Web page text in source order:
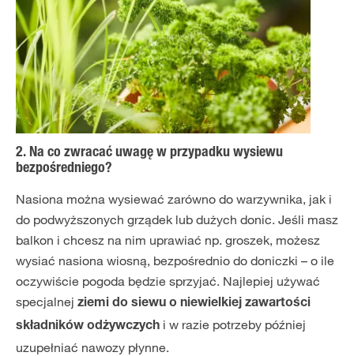
2. Na co zwracać uwagę w przypadku wysiewu
bezpośredniego?
Nasiona można wysiewać zarówno do warzywnika, jak i
do podwyższonych grządek lub dużych donic. Jeśli masz
balkon i chcesz na nim uprawiać np. groszek, możesz
wysiać nasiona wiosną, bezpośrednio do doniczki – o ile
oczywiście pogoda będzie sprzyjać. Najlepiej używać
specjalnej ziemi do siewu o niewielkiej zawartości
składników odżywczych i w razie potrzeby później
uzupełniać nawozy płynne.